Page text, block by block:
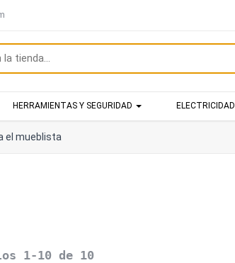
HERRAMIENTAS Y SEGURIDAD ELECTRICIDAD
el mueblista
1-10 de 10